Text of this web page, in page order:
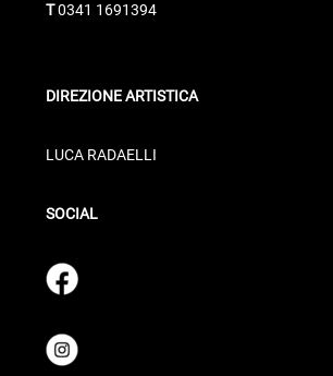
T0341 1691394
DIREZIONE ARTISTICA
LUCA RADAELLI
SOCIAL